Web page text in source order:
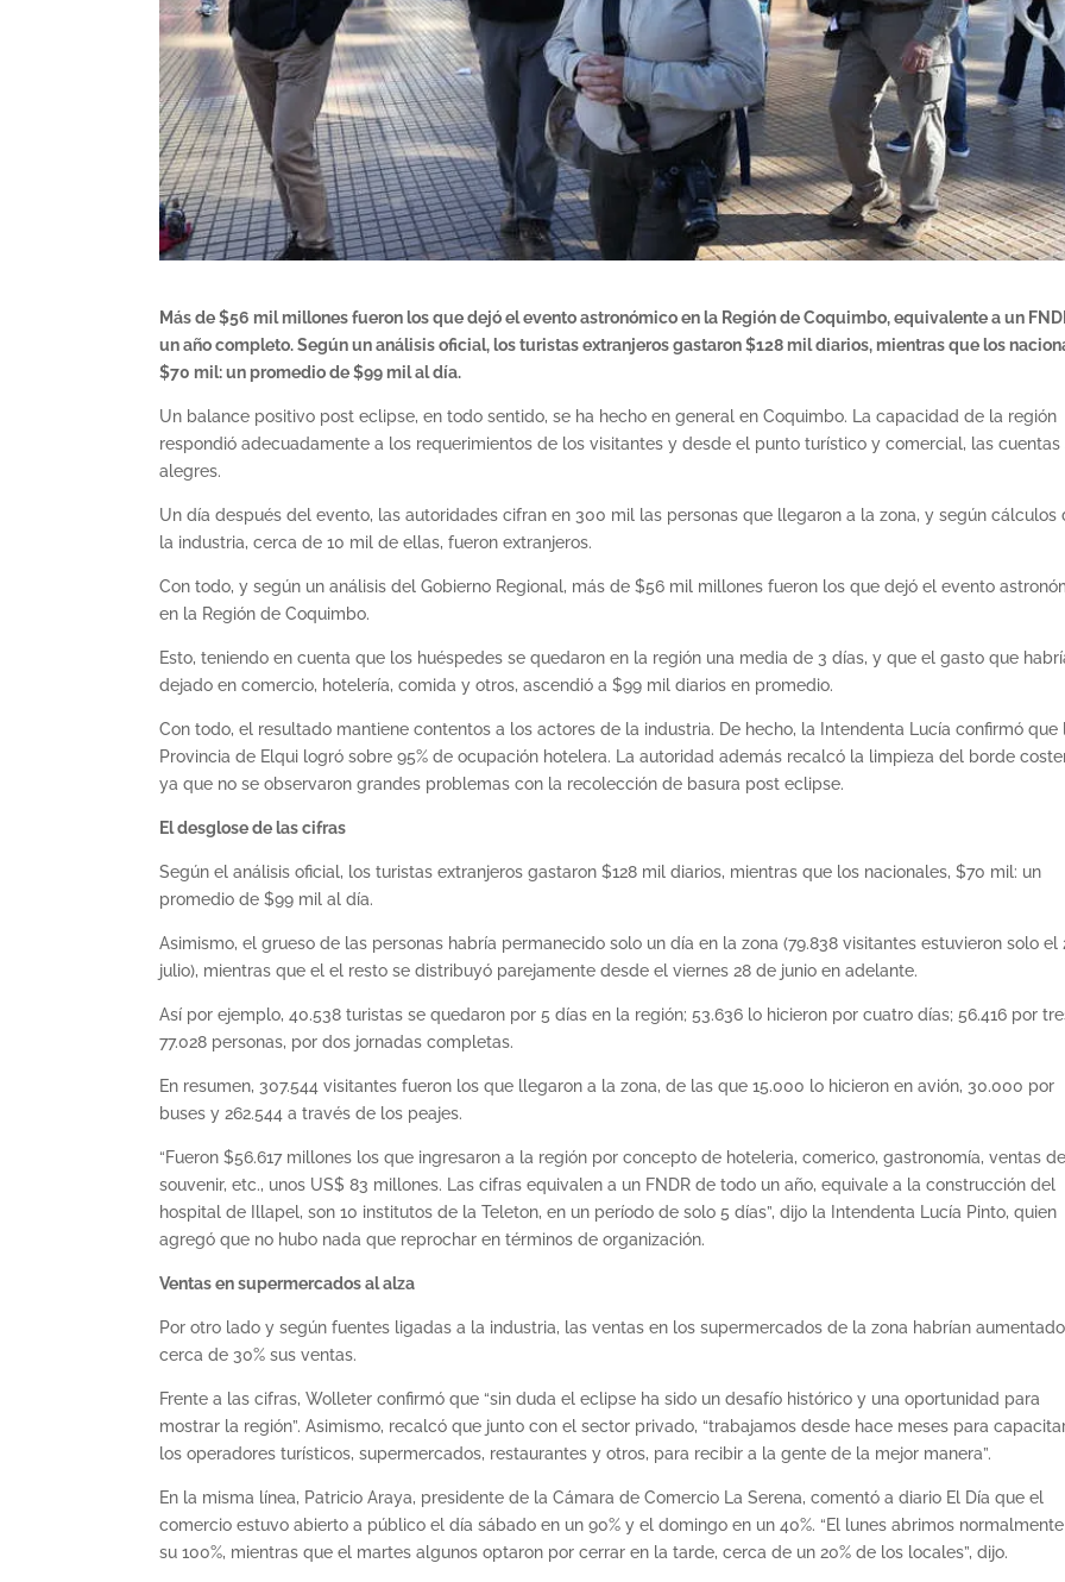
Más de $56 mil millones fueron los que dejó el evento astronómico en la Región de Coquimbo, equivalente a un
un año completo. Según un análisis oficial, los turistas extranjeros gastaron $128 mil diarios, mientras que los
$70 mil: un promedio de $99 mil al día.
Un balance positivo post eclipse, en todo sentido, se ha hecho en general en Coquimbo. La capacidad de la región
respondió adecuadamente a los requerimientos de los visitantes y desde el punto turístico y comercial, las cuentas
alegres.
Un día después del evento, las autoridades cifran en 300 mil las personas que llegaron a la zona, y según cálculos
la industria, cerca de 10 mil de ellas, fueron extranjeros.
Con todo, y según un análisis del Gobierno Regional, más de $56 mil millones fueron los que dejó el evento
en la Región de Coquimbo.
Esto, teniendo en cuenta que los huéspedes se quedaron en la región una media de 3 días, y que el gasto que
dejado en comercio, hotelería, comida y otros, ascendió a $99 mil diarios en promedio.
Con todo, el resultado mantiene contentos a los actores de la industria. De hecho, la Intendenta Lucía confirmó que
Provincia de Elqui logró sobre 95% de ocupación hotelera. La autoridad además recalcó la limpieza del borde
ya que no se observaron grandes problemas con la recolección de basura post eclipse.
El desglose de las cifras
Según el análisis oficial, los turistas extranjeros gastaron $128 mil diarios, mientras que los nacionales, $70 mil: un
promedio de $99 mil al día.
Asimismo, el grueso de las personas habría permanecido solo un día en la zona (79.838 visitantes estuvieron solo el
julio), mientras que el el resto se distribuyó parejamente desde el viernes 28 de junio en adelante.
Así por ejemplo, 40.538 turistas se quedaron por 5 días en la región; 53.636 lo hicieron por cuatro días; 56.416 por
77.028 personas, por dos jornadas completas.
En resumen, 307.544 visitantes fueron los que llegaron a la zona, de las que 15.000 lo hicieron en avión, 30.000 por
buses y 262.544 a través de los peajes.
“Fueron $56.617 millones los que ingresaron a la región por concepto de hoteleria, comerico, gastronomía, ventas de
souvenir, etc., unos US$ 83 millones. Las cifras equivalen a un FNDR de todo un año, equivale a la construcción del
hospital de Illapel, son 10 institutos de la Teleton, en un período de solo 5 días”, dijo la Intendenta Lucía Pinto, quien
agregó que no hubo nada que reprochar en términos de organización.
Ventas en supermercados al alza
Por otro lado y según fuentes ligadas a la industria, las ventas en los supermercados de la zona habrían
cerca de 30% sus ventas.
Frente a las cifras, Wolleter confirmó que “sin duda el eclipse ha sido un desafío histórico y una oportunidad para
mostrar la región”. Asimismo, recalcó que junto con el sector privado, “trabajamos desde hace meses para
los operadores turísticos, supermercados, restaurantes y otros, para recibir a la gente de la mejor manera”.
En la misma línea, Patricio Araya, presidente de la Cámara de Comercio La Serena, comentó a diario El Día que el
comercio estuvo abierto a público el día sábado en un 90% y el domingo en un 40%. “El lunes abrimos
su 100%, mientras que el martes algunos optaron por cerrar en la tarde, cerca de un 20% de los locales”, dijo.